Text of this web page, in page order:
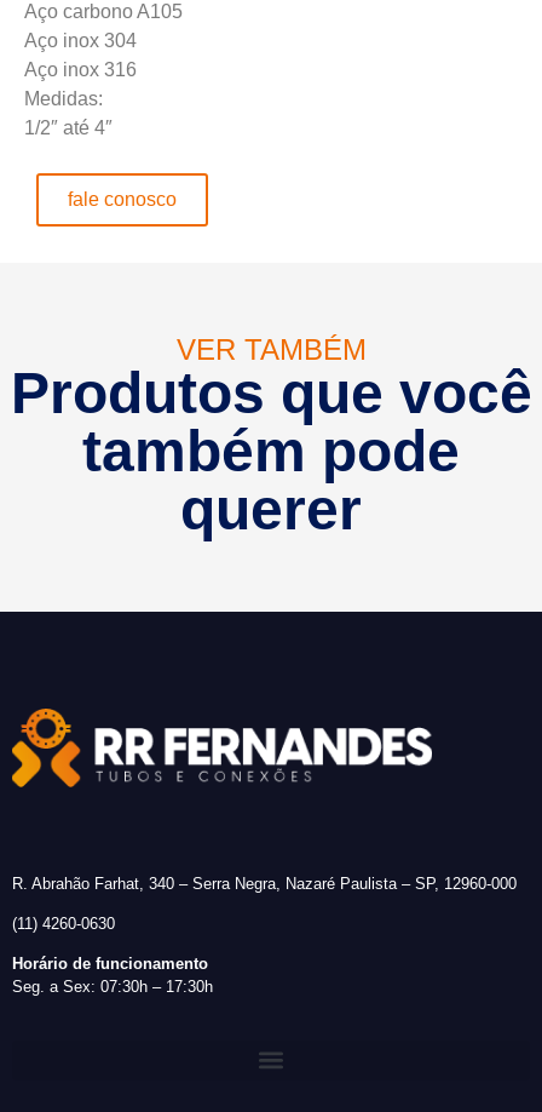
Aço carbono A105
Aço inox 304
Aço inox 316
Medidas:
1/2″ até 4″
fale conosco
VER TAMBÉM
Produtos que você
também pode
querer
R. Abrahão Farhat, 340 – Serra Negra, Nazaré Paulista – SP, 12960-000
(11) 4260-0630
Horário de funcionamento
Seg. a Sex: 07:30h – 17:30h